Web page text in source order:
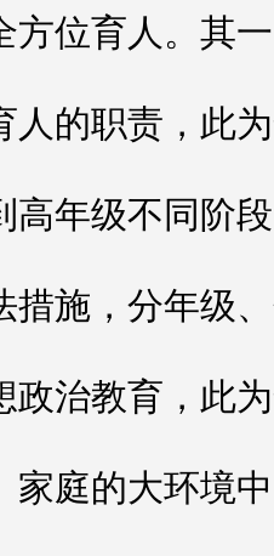
方位育人。其
人的职责，此
高年级不同阶
措施，分年级
政治教育，此
家庭的大环境